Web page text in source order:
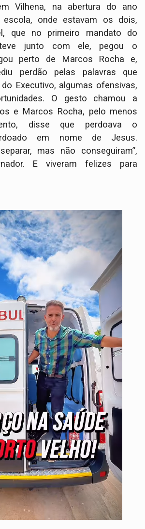
Vilhena, na abertura do ano
onde estavam os dois,
que no primeiro mandato do
junto com ele, pegou o
perto de Marcos Rocha e,
perdão pelas palavras que
Executivo, algumas ofensivas,
O gesto chamou a
e Marcos Rocha, pelo menos
disse que perdoava o
em nome de Jesus.
mas não conseguiram”,
E viveram felizes para